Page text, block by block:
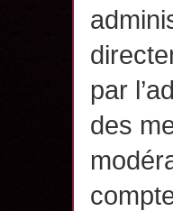
par
des